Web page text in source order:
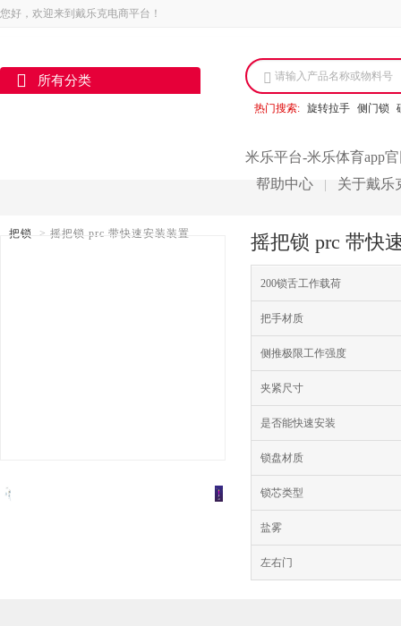
您好，欢迎来到戴乐克电商平台！
所有分类 请输入产品名称或物料号
热门搜索: 旋转拉手 侧门锁
米乐平台-米乐体育app
帮助中心
关于戴乐
把锁 > 摇把锁 prc 带快速安装装置 摇把锁 prc 带快
200锁舌工作载荷
把手材质
侧推极限工作强度
夹紧尺寸
是否能快速安装
锁盘材质
锁芯类型
盐雾
左右门